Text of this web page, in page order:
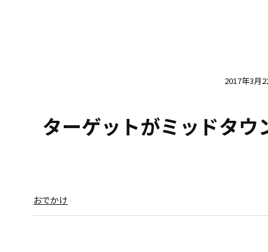
2017年3月
ターゲットがミッドタ
おでかけ